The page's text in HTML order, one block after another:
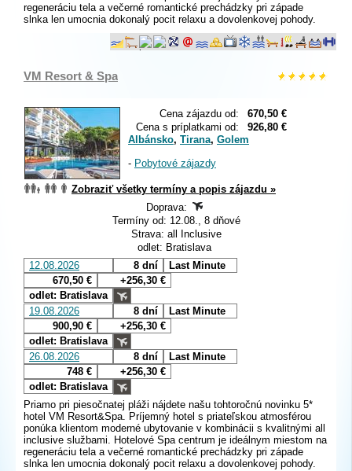
regeneráciu tela a večerné romantické prechádzky pri západe
slnka len umocnia dokonalý pocit relaxu a dovolenkovej pohody.
VM Resort & Spa
Cena zájazdu od:
670,50 €
Cena s príplatkami od:
926,80 €
Albánsko, Tirana, Golem
- Pobytové zájazdy
Zobraziť všetky termíny a popis zájazdu »
Doprava:
Termíny od: 12.08., 8 dňové
Strava: all Inclusive
odlet: Bratislava
12.08.2026
8 dní
Last Minute
670,50 €
+256,30 €
odlet: Bratislava
19.08.2026
8 dní
Last Minute
900,90 €
+256,30 €
odlet: Bratislava
26.08.2026
8 dní
Last Minute
748 €
+256,30 €
odlet: Bratislava
Priamo pri piesočnatej pláži nájdete našu tohtoročnú novinku 5*
hotel VM Resort&Spa. Príjemný hotel s priateľskou atmosférou
ponúka klientom moderné ubytovanie v kombinácii s kvalitnými all
inclusive službami. Hotelové Spa centrum je ideálnym miestom na
regeneráciu tela a večerné romantické prechádzky pri západe
slnka len umocnia dokonalý pocit relaxu a dovolenkovej pohody.